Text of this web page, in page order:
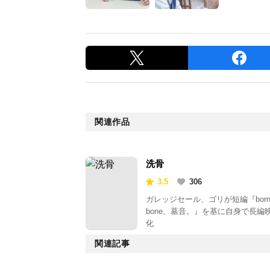
関連作品
洗骨
3.5
306
ガレッジセール、ゴリが短編『born
bone、墓音。』を基に自身で長編
化
関連記事